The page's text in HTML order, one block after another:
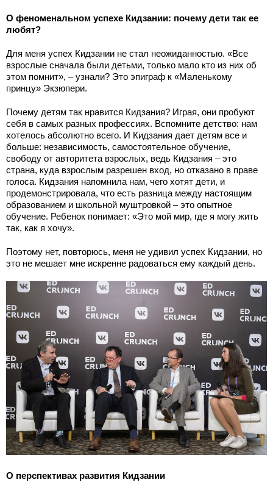
О феноменальном успехе Кидзании: почему дети так ее
любят?
Для меня успех Кидзании не стал неожиданностью. «Все
взрослые сначала были детьми, только мало кто из них об
этом помнит», – узнали? Это эпиграф к «Маленькому
принцу» Экзюпери.
Почему детям так нравится Кидзания? Играя, они пробуют
себя в самых разных профессиях. Вспомните детство: нам
хотелось абсолютно всего. И Кидзания дает детям все и
больше: независимость, самостоятельное обучение,
свободу от авторитета взрослых, ведь Кидзания – это
страна, куда взрослым разрешен вход, но отказано в праве
голоса. Кидзания напомнила нам, чего хотят дети, и
продемонстрировала, что есть разница между настоящим
образованием и школьной муштровкой – это опытное
обучение. Ребенок понимает: «Это мой мир, где я могу жить
так, как я хочу».
Поэтому нет, повторюсь, меня не удивил успех Кидзании, но
это не мешает мне искренне радоваться ему каждый день.
О перспективах развития Кидзании